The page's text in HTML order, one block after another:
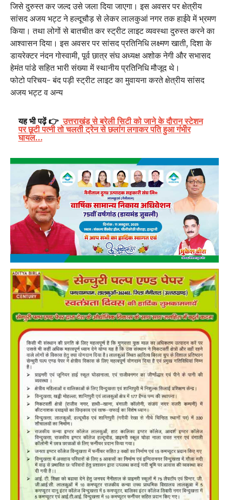
जिसे दुरुस्त कर जल्द उसे जला दिया जाएगा। इस अवसर पर क्षेत्रीय
सांसद अजय भट्ट ने हल्दूचौड़ से लेकर लालकुआं नगर तक हाईवे में भ्रमण
किया। तथा लोगों से बातचीत कर स्ट्रीट लाइट व्यवस्था दुरुस्त करने का
आश्वासन दिया। इस अवसर पर सांसद प्रतिनिधि लक्ष्मण खाती, दिशा के
डायरेक्टर नंदन गोस्वामी, पूर्व छात्र संघ अध्यक्ष अशोक नेगी और सभासद
हेमंत पांडे सहित भारी संख्या में स्थानीय प्रतिनिधि मौजूद थे।
फोटो परिचय- बंद पड़ी स्ट्रीट लाइट का मुवायना करते क्षेत्रीय सांसद
अजय भट्ट व अन्य
यह भी पढ़ें 👉 उत्तराखंड से बरेली सिटी को जाने के दौरान स्टेशन
पर छूटी पत्नी तो चलती ट्रेन से छलांग लगाकर पति हुआ गंभीर
घायल…